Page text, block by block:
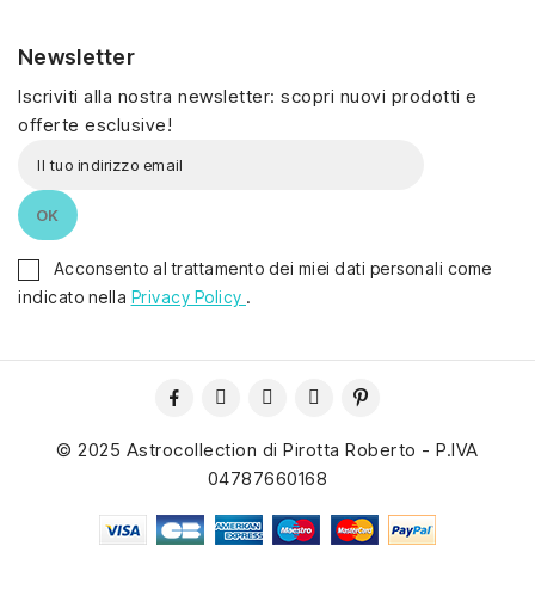
Newsletter
Iscriviti alla nostra newsletter: scopri nuovi prodotti e
offerte esclusive!
Acconsento al trattamento dei miei dati personali come
indicato nella Privacy Policy .
© 2025 Astrocollection di Pirotta Roberto - P.IVA
04787660168